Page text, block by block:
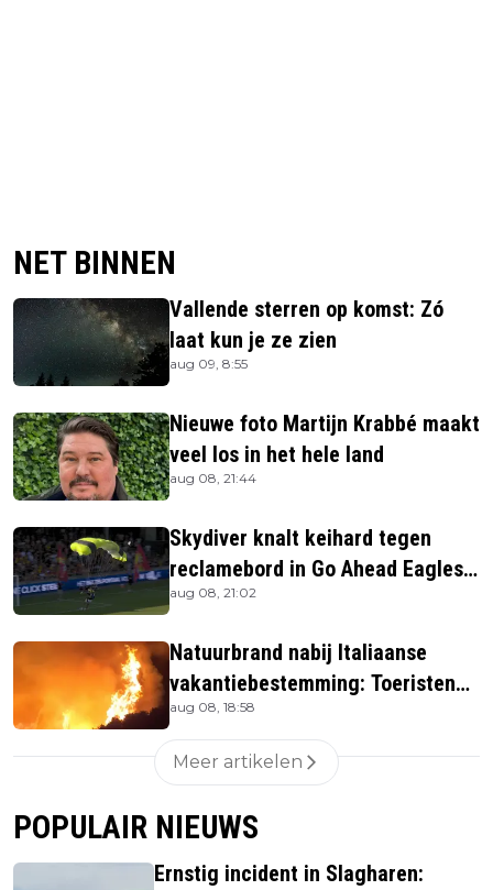
NET BINNEN
Vallende sterren op komst: Zó
laat kun je ze zien
aug 09, 8:55
Nieuwe foto Martijn Krabbé maakt
veel los in het hele land
aug 08, 21:44
Skydiver knalt keihard tegen
reclamebord in Go Ahead Eagles-
stadion
aug 08, 21:02
Natuurbrand nabij Italiaanse
vakantiebestemming: Toeristen
uit verblijven gehaald
aug 08, 18:58
Meer artikelen
POPULAIR NIEUWS
Ernstig incident in Slagharen: